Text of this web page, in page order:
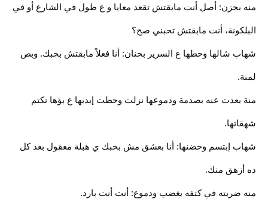
منه بحزن: أصل أنت مابقتش تقعد معايا و ع طول في الشارع أو في
البلكونة، أنت مابقتش تحبني صح؟
شهاب شالها وحطها ع السرير بحنان: أنا فعلاً مابقتش بحبك. وبص
لمنة.
منة بعدت عنه بصدمة ودموعها نزلت وحطت إيديها ع بؤها تكتم
شهقاتها.
شهاب إبتسم وحضنها: أنا بعشق مش بحبك ي هبلة معقول بعد كل
ده أزهق منك.
منه ضربته في كتفه بغضب ودموع: أنت أنت بارد.